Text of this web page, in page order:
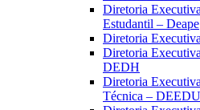
Diretoria
Estudantil – Deape
Diretoria
Diretoria
DEDH
Diretoria
Técnica –